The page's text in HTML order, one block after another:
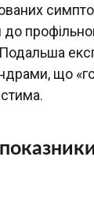
до
що